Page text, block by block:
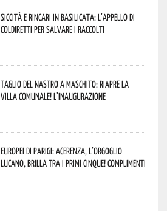
Siccità e rincari in Basilicata: l’appello di
Coldiretti per salvare i raccolti
Taglio del nastro a Maschito: riapre la
Villa Comunale! L’inaugurazione
Europei di Parigi: Acerenza, l’orgoglio
lucano, brilla tra i primi cinque! Complimenti